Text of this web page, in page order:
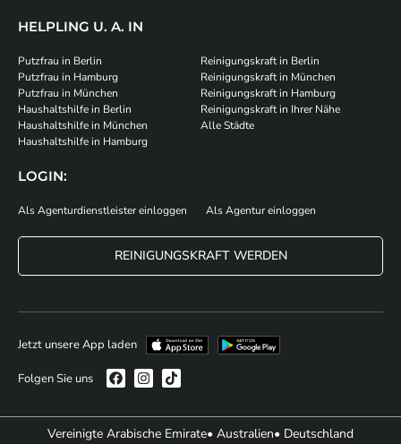
HELPLING U. A. IN
Putzfrau in Berlin
Putzfrau in Hamburg
Putzfrau in München
Haushaltshilfe in Berlin
Haushaltshilfe in München
Haushaltshilfe in Hamburg
Reinigungskraft in Berlin
Reinigungskraft in München
Reinigungskraft in Hamburg
Reinigungskraft in Ihrer Nähe
Alle Städte
LOGIN:
Als Agenturdienstleister einloggen Als Agentur einloggen
REINIGUNGSKRAFT WERDEN
Jetzt unsere App laden
Folgen Sie uns
Vereinigte Arabische Emirate• Australien• Deutschland